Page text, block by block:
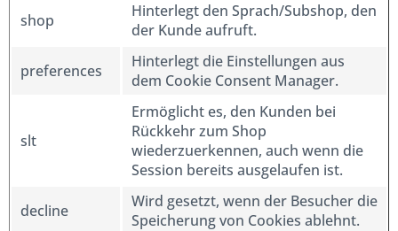
shop
Hinterlegt den Sprach/Subshop, den
der Kunde aufruft.
preferences
Hinterlegt die Einstellungen aus
dem Cookie Consent Manager.
slt
Ermöglicht es, den Kunden bei
Rückkehr zum Shop
wiederzuerkennen, auch wenn die
Session bereits ausgelaufen ist.
decline
Wird gesetzt, wenn der Besucher die
Speicherung von Cookies ablehnt.